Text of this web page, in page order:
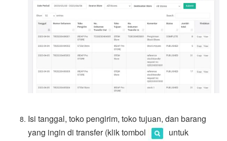
Isi tanggal, toko pengirim, toko tujuan, dan barang
yang ingin di transfer (klik tombol
untuk